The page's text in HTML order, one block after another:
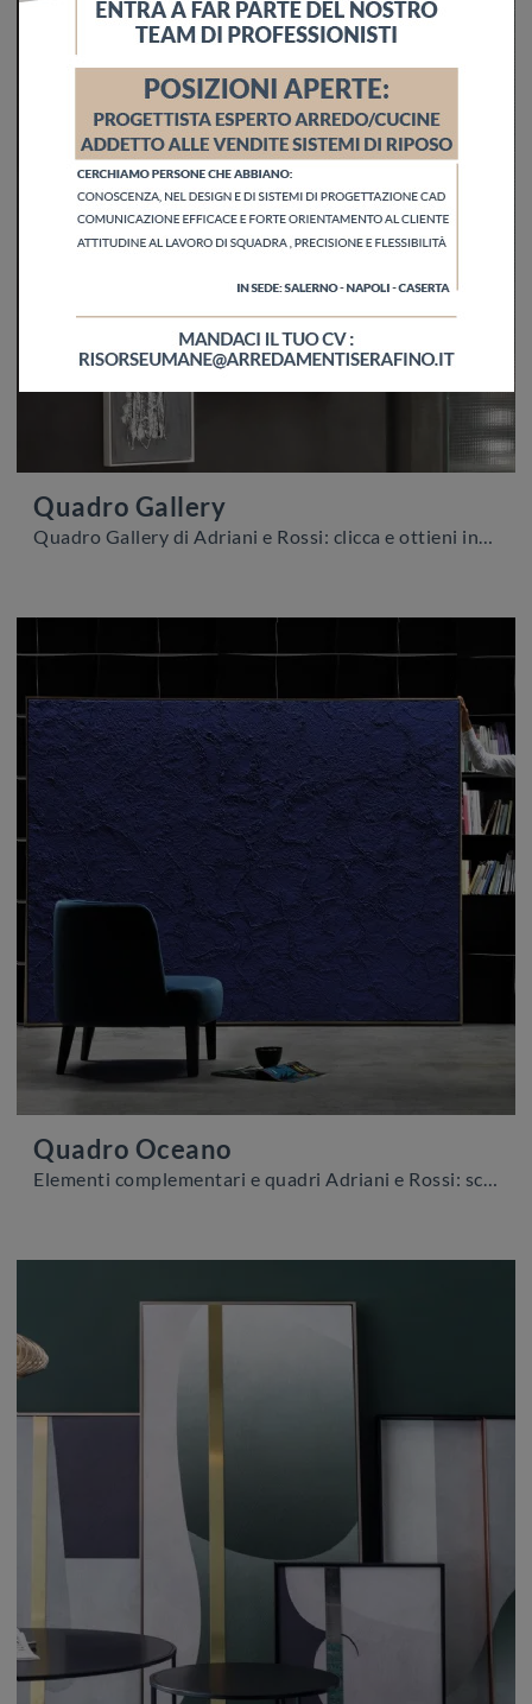
Quadro Gallery
Quadro Gallery di Adriani e Rossi: clicca e ottieni informazioni sui Complementi e quadri design in materico del noto e rinomato marchio!
Quadro Oceano
Elementi complementari e quadri Adriani e Rossi: scopri come completare i tuoi spazi design con il modello Quadro Oceano.